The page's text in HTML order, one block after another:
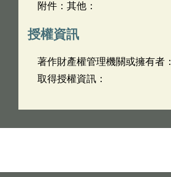
附件：其他：
授權資訊
著作財產權管理機關或擁有者：
取得授權資訊：